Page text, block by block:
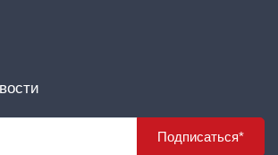
Подписаться*